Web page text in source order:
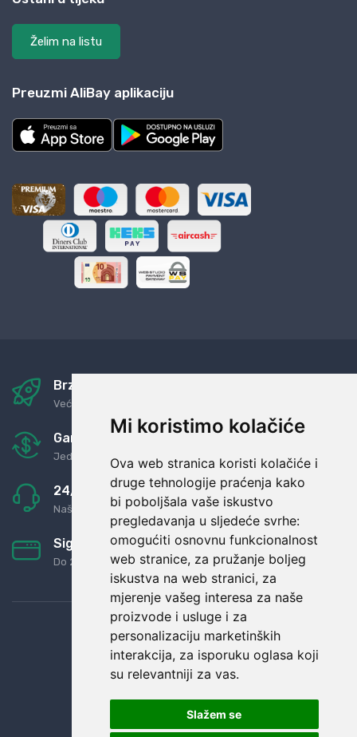
Mi koristimo kolačiće
Ova web stranica koristi kolačiće i
druge tehnologije praćenja kako
bi poboljšala vaše iskustvo
pregledavanja u sljedeće svrhe:
omogućiti osnovnu funkcionalnost
web stranice, za pružanje boljeg
iskustva na web stranici, za
mjerenje vašeg interesa za naše
proizvode i usluge i za
personalizaciju marketinških
interakcija, za isporuku oglasa koji
su relevantniji za vas.
Slažem se
Želim na listu
Preuzmi AliBay aplikaciju
Brza i sigurna dostava
Već za nekoliko dana kod vas
Garancija u povrat novaca
Jednostavno pravilo: Roba za novac
24/7 odlična podrška
Naši agenti uvijek na raspolaganju
Sigurno obročno plaćanje
Do 24 rata bez kamata